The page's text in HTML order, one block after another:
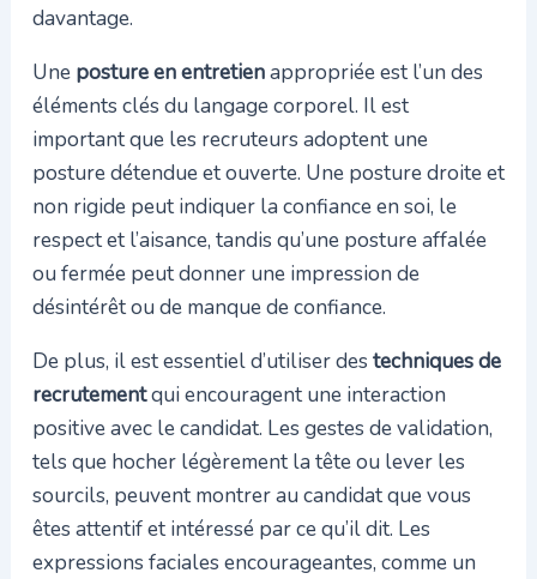
davantage.
Une posture en entretienappropriée est l’un des
éléments clés du langage corporel. Il est
important que les recruteurs adoptent une
posture détendue et ouverte. Une posture droite et
non rigide peut indiquer la confiance en soi, le
respect et l’aisance, tandis qu’une posture affalée
ou fermée peut donner une impression de
désintérêt ou de manque de confiance.
De plus, il est essentiel d’utiliser des techniques de
recrutementqui encouragent une interaction
positive avec le candidat. Les gestes de validation,
tels que hocher légèrement la tête ou lever les
sourcils, peuvent montrer au candidat que vous
êtes attentif et intéressé par ce qu’il dit. Les
expressions faciales encourageantes, comme un